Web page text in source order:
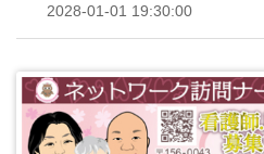
2028-01-01 19:30:00